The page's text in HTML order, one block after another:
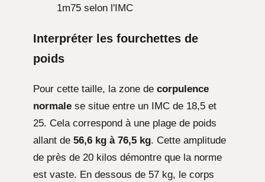
1m75 selon l'IMC
Interpréter les fourchettes de
poids
Pour cette taille, la zone de corpulence
normale se situe entre un IMC de 18,5 et
25. Cela correspond à une plage de poids
allant de 56,6 kg à 76,5 kg. Cette amplitude
de près de 20 kilos démontre que la norme
est vaste. En dessous de 57 kg, le corps